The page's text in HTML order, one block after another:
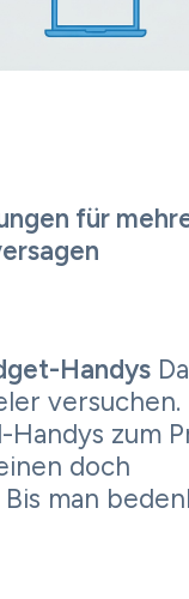
für
Handys
versuchen.
zum
doch
man